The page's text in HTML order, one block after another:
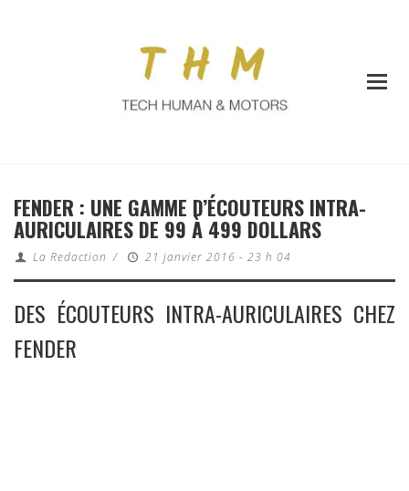
FENDER : UNE GAMME D’ÉCOUTEURS INTRA-
AURICULAIRES DE 99 À 499 DOLLARS
La Redaction / 21 janvier 2016 - 23 h 04
DES ÉCOUTEURS INTRA-AURICULAIRES CHEZ
FENDER